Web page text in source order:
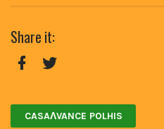
Share it:
CASAɅVANCE POLHIS